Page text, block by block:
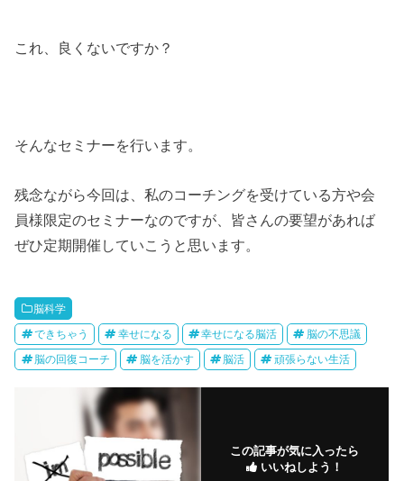
これ、良くないですか？
そんなセミナーを行います。
残念ながら今回は、私のコーチングを受けている方や会
員様限定のセミナーなのですが、皆さんの要望があれば
ぜひ定期開催していこうと思います。
脳科学
できちゃう 幸せになる 幸せになる脳活 脳の不思議
脳の回復コーチ 脳を活かす 脳活 頑張らない生活
この記事が気に入ったら
いいねしよう！